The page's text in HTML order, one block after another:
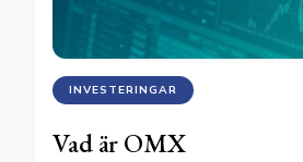
INVESTERINGAR
Vad är OMX